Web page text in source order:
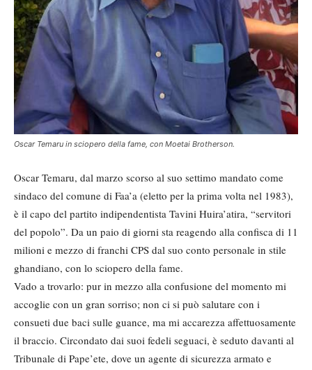
Oscar Temaru in sciopero della fame, con Moetai Brotherson.
Oscar Temaru, dal marzo scorso al suo settimo mandato come
sindaco del comune di Faa’a (eletto per la prima volta nel 1983),
è il capo del partito indipendentista Tavini Huira’atira, “servitori
del popolo”. Da un paio di giorni sta reagendo alla confisca di 11
milioni e mezzo di franchi CPS dal suo conto personale in stile
ghandiano, con lo sciopero della fame.
Vado a trovarlo: pur in mezzo alla confusione del momento mi
accoglie con un gran sorriso; non ci si può salutare con i
consueti due baci sulle guance, ma mi accarezza affettuosamente
il braccio. Circondato dai suoi fedeli seguaci, è seduto davanti al
Tribunale di Pape’ete, dove un agente di sicurezza armato e